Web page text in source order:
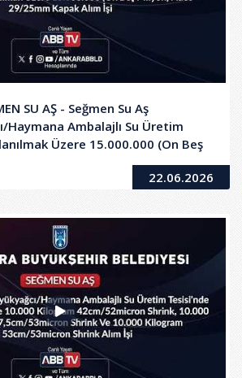
SU AŞ - Seğmen Su Aş
Haymana Ambalajlı Su Üretim
Üzere 15.000.000 (On Beş
29/25mm Kapak Alım İşi
22.06.2026